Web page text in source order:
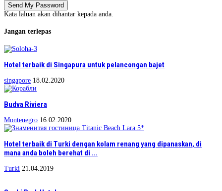
Kata laluan akan dihantar kepada anda.
Jangan terlepas
Hotel terbaik di Singapura untuk pelancongan bajet
singapore 18.02.2020
Budva Riviera
Montenegro 16.02.2020
Hotel terbaik di Turki dengan kolam renang yang dipanaskan, di
mana anda boleh berehat di ...
Turki 21.04.2019